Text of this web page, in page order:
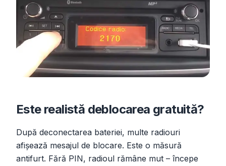
Este realistă deblocarea gratuită?
După deconectarea bateriei, multe radiouri
afișează mesajul de blocare. Este o măsură
antifurt. Fără PIN, radioul rămâne mut – începe